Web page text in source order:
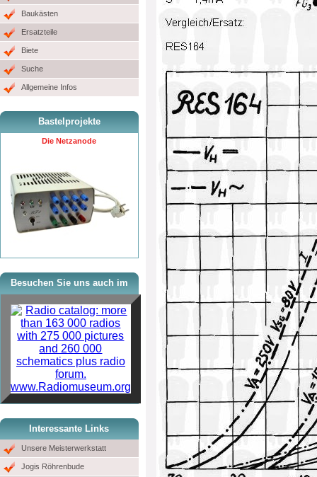
Baukästen
Ersatzteile
Biete
Suche
Allgemeine Infos
Bastelprojekte
Die Netzanode
Besuchen Sie uns auch im
www.Radiomuseum.org
Interessante Links
Unsere Meisterwerkstatt
Jogis Röhrenbude